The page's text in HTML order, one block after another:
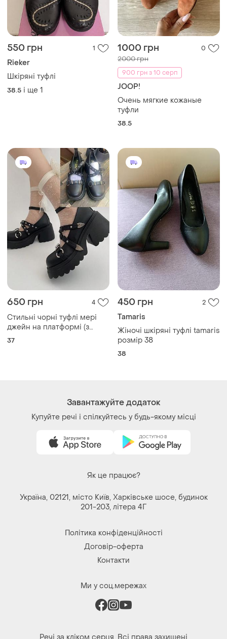
550 грн 1
Rieker
Шкіряні туфлі
38.5 і ще 1
1000 грн 0
2000 грн
900 грн з 10 серп
JOOP!
Очень мягкие кожаные
туфли
38.5
650 грн 4
Стильні чорні туфлі мері
джейн на платформі (з
нюансами)‼️
37
450 грн 2
Tamaris
Жіночі шкіряні туфлі tamaris
розмір 38
38
Завантажуйте додаток
Купуйте речі і спілкуйтесь у будь-якому місці
Як це працює?
Україна, 02121, місто Київ, Харківське шосе, будинок
201-203, літера 4Г
Політика конфіденційності
Договір-оферта
Контакти
Ми у соц.мережах